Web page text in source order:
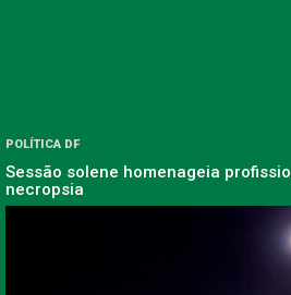
POLÍTICA DF
Sessão solene homenageia
necropsia